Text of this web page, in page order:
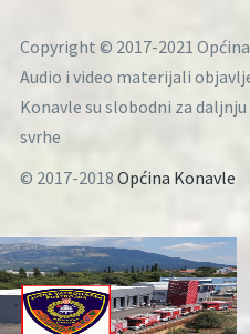
Copyright © 2017-2021
Audio i video materijali
Konavle su slobodni za
svrhe
© 2017-2018 Općina Konavle